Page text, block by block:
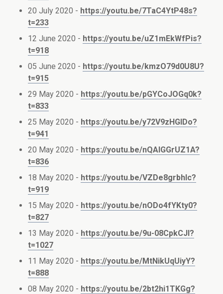
20 July 2020 - https://youtu.be/7TaC4YtP48s?
t=233
12 June 2020 - https://youtu.be/uZ1mEkWfPis?
t=918
05 June 2020 - https://youtu.be/kmzO79d0U8U?
t=915
29 May 2020 - https://youtu.be/pGYCoJOGq0k?
t=833
25 May 2020 - https://youtu.be/y72V9zHGIDo?
t=941
20 May 2020 - https://youtu.be/nQAIGGrUZ1A?
t=836
18 May 2020 - https://youtu.be/VZDe8grbhIc?
t=919
15 May 2020 - https://youtu.be/nODo4fYKty0?
t=827
13 May 2020 - https://youtu.be/9u-08CpkCJI?
t=1027
11 May 2020 - https://youtu.be/MtNikUqUiyY?
t=888
08 May 2020 - https://youtu.be/2bt2hi1TKGg?